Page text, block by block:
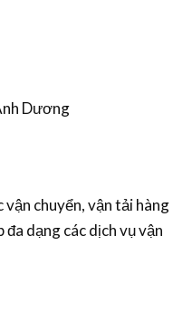
Dương
chuyển, vận tải hàng
dạng các dịch vụ vận